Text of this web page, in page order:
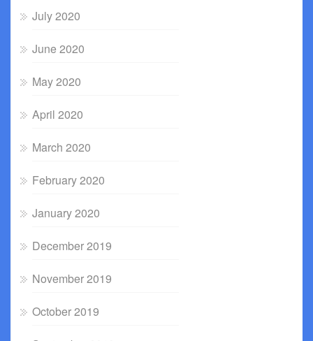
July 2020
June 2020
May 2020
April 2020
March 2020
February 2020
January 2020
December 2019
November 2019
October 2019